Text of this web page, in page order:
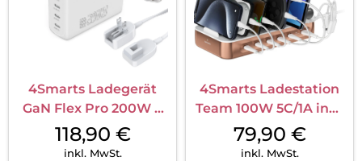
4Smarts Ladegerät
GaN Flex Pro 200W 4
USB-C Travel Edition
Weiß
118,90 €
inkl. MwSt.
4Smarts Ladestation
Team 100W 5C/1A inkl.
6 Kabel Kupfer
79,90 €
inkl. MwSt.